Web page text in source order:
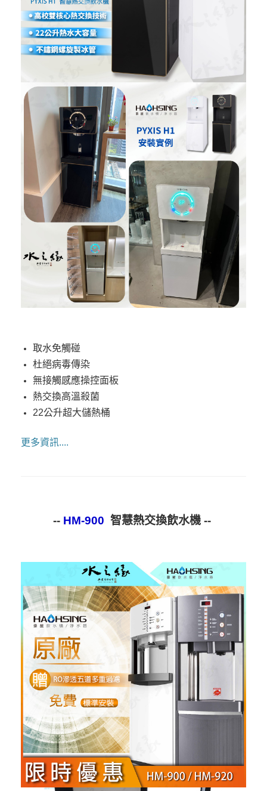
取水免觸碰
杜絕病毒傳染
無接觸感應操控面板
熱交換高溫殺菌
22公升超大儲熱桶
更多資訊....
-- HM-900 智慧熱交換飲水機 --